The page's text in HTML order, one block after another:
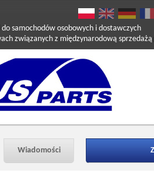
do samochodów osobowych i dostawczych
z międzynarodową sprzedażą
Wiadomości